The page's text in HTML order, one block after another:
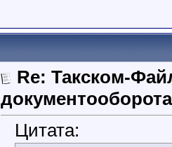
Re: Такском-
документооборота
Цитата: